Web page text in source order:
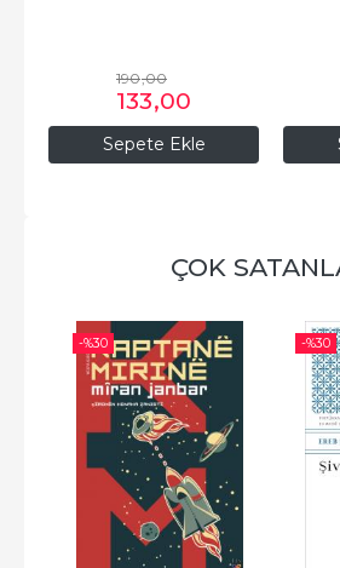
Sepete Ekle
190,00
133,00
ÇOK
-%30 -%30